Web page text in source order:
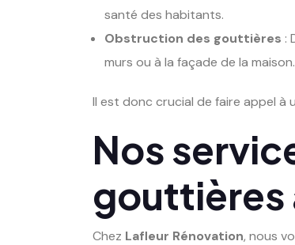
santé des habitants.
Obstruction des gouttières :
murs ou à la façade de la maison.
Il est donc crucial de faire appel à
Nos
gouttières
Chez Lafleur Rénovation, nous